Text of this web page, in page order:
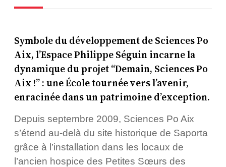
Symbole du développement de Sciences Po
Aix, l’Espace Philippe Séguin incarne la
dynamique du projet “Demain, Sciences Po
Aix !” : une École tournée vers l’avenir,
enracinée dans un patrimoine d’exception.
Depuis septembre 2009, Sciences Po Aix
s’étend au-delà du site historique de Saporta
grâce à l’installation dans les locaux de
l’ancien hospice des Petites Sœurs des